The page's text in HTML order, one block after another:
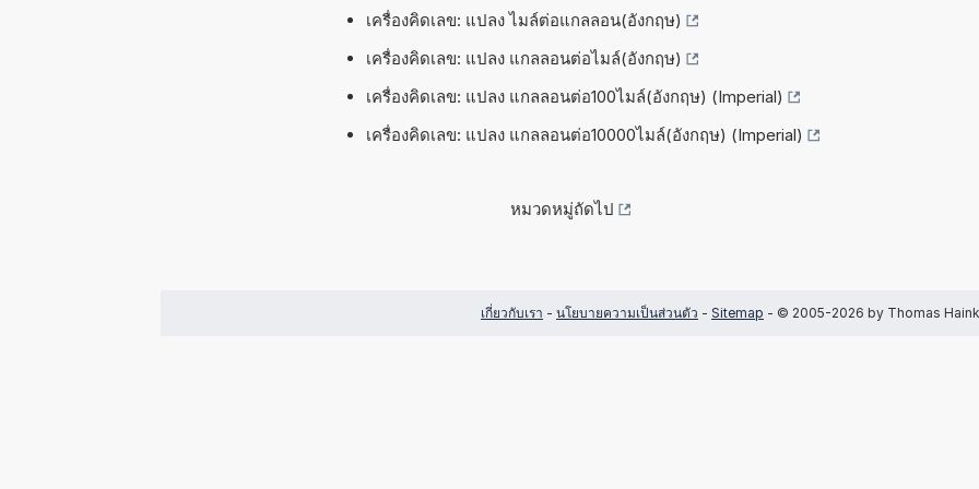
เครื่องคิดเลข: แปลง ไมล์ต่อแกลลอน(อังกฤษ)
เครื่องคิดเลข: แปลง แกลลอนต่อไมล์(อังกฤษ)
เครื่องคิดเลข: แปลง แกลลอนต่อ100ไมล์(อังกฤษ) (Imperial)
เครื่องคิดเลข: แปลง แกลลอนต่อ10000ไมล์(อังกฤษ) (Imperial)
หมวดหมู่ถัดไป
เกี่ยวกับเรา - นโยบายความเป็นส่วนตัว - Sitemap - © 2005-2026 by Thomas